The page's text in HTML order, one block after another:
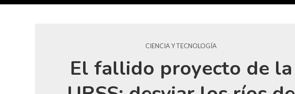
CIENCIA Y TECNOLOGÍA
El fallido proyecto de la